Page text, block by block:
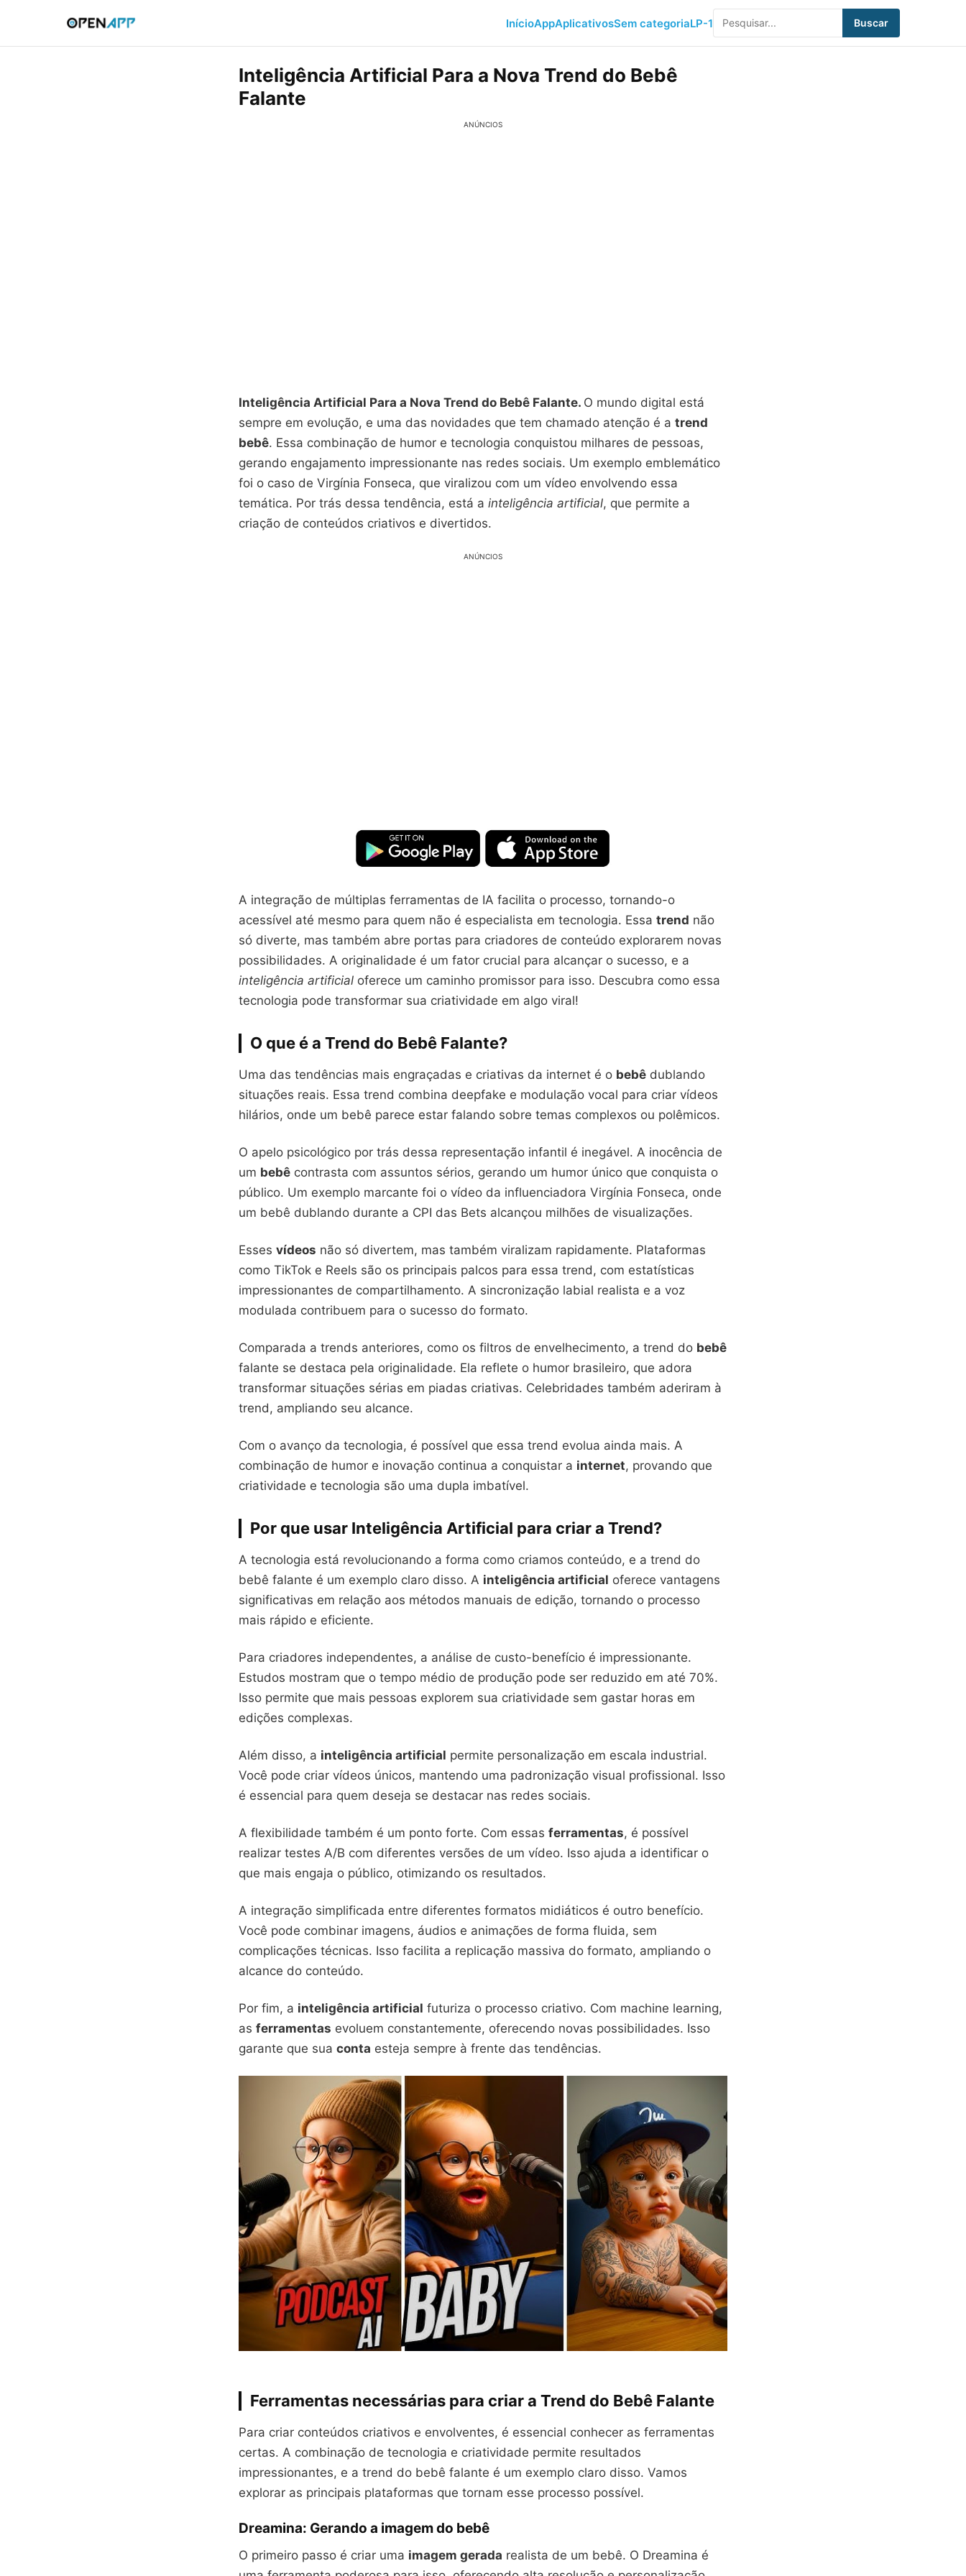
InícioAppAplicativosSem categoriaLP-1 Buscar
Inteligência Artificial Para a Nova Trend do Bebê
Falante
ANÚNCIOS
Inteligência Artificial Para a Nova Trend do Bebê Falante. O mundo digital está
sempre em evolução, e uma das novidades que tem chamado atenção é a trend
bebê. Essa combinação de humor e tecnologia conquistou milhares de pessoas,
gerando engajamento impressionante nas redes sociais. Um exemplo emblemático
foi o caso de Virgínia Fonseca, que viralizou com um vídeo envolvendo essa
temática. Por trás dessa tendência, está a inteligência artificial, que permite a
criação de conteúdos criativos e divertidos.
ANÚNCIOS
A integração de múltiplas ferramentas de IA facilita o processo, tornando-o
acessível até mesmo para quem não é especialista em tecnologia. Essa trend não
só diverte, mas também abre portas para criadores de conteúdo explorarem novas
possibilidades. A originalidade é um fator crucial para alcançar o sucesso, e a
inteligência artificial oferece um caminho promissor para isso. Descubra como essa
tecnologia pode transformar sua criatividade em algo viral!
O que é a Trend do Bebê Falante?
Uma das tendências mais engraçadas e criativas da internet é o bebê dublando
situações reais. Essa trend combina deepfake e modulação vocal para criar vídeos
hilários, onde um bebê parece estar falando sobre temas complexos ou polêmicos.
O apelo psicológico por trás dessa representação infantil é inegável. A inocência de
um bebê contrasta com assuntos sérios, gerando um humor único que conquista o
público. Um exemplo marcante foi o vídeo da influenciadora Virgínia Fonseca, onde
um bebê dublando durante a CPI das Bets alcançou milhões de visualizações.
Esses vídeos não só divertem, mas também viralizam rapidamente. Plataformas
como TikTok e Reels são os principais palcos para essa trend, com estatísticas
impressionantes de compartilhamento. A sincronização labial realista e a voz
modulada contribuem para o sucesso do formato.
Comparada a trends anteriores, como os filtros de envelhecimento, a trend do bebê
falante se destaca pela originalidade. Ela reflete o humor brasileiro, que adora
transformar situações sérias em piadas criativas. Celebridades também aderiram à
trend, ampliando seu alcance.
Com o avanço da tecnologia, é possível que essa trend evolua ainda mais. A
combinação de humor e inovação continua a conquistar a internet, provando que
criatividade e tecnologia são uma dupla imbatível.
Por que usar Inteligência Artificial para criar a Trend?
A tecnologia está revolucionando a forma como criamos conteúdo, e a trend do
bebê falante é um exemplo claro disso. A inteligência artificial oferece vantagens
significativas em relação aos métodos manuais de edição, tornando o processo
mais rápido e eficiente.
Para criadores independentes, a análise de custo-benefício é impressionante.
Estudos mostram que o tempo médio de produção pode ser reduzido em até 70%.
Isso permite que mais pessoas explorem sua criatividade sem gastar horas em
edições complexas.
Além disso, a inteligência artificial permite personalização em escala industrial.
Você pode criar vídeos únicos, mantendo uma padronização visual profissional. Isso
é essencial para quem deseja se destacar nas redes sociais.
A flexibilidade também é um ponto forte. Com essas ferramentas, é possível
realizar testes A/B com diferentes versões de um vídeo. Isso ajuda a identificar o
que mais engaja o público, otimizando os resultados.
A integração simplificada entre diferentes formatos midiáticos é outro benefício.
Você pode combinar imagens, áudios e animações de forma fluida, sem
complicações técnicas. Isso facilita a replicação massiva do formato, ampliando o
alcance do conteúdo.
Por fim, a inteligência artificial futuriza o processo criativo. Com machine learning,
as ferramentas evoluem constantemente, oferecendo novas possibilidades. Isso
garante que sua conta esteja sempre à frente das tendências.
Ferramentas necessárias para criar a Trend do Bebê Falante
Para criar conteúdos criativos e envolventes, é essencial conhecer as ferramentas
certas. A combinação de tecnologia e criatividade permite resultados
impressionantes, e a trend do bebê falante é um exemplo claro disso. Vamos
explorar as principais plataformas que tornam esse processo possível.
Dreamina: Gerando a imagem do bebê
O primeiro passo é criar uma imagem gerada realista de um bebê. O Dreamina é